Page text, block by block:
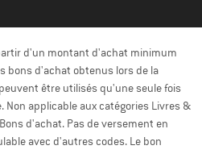
d'un montant d'achat minimum
bons d'achat obtenus lors de la
être utilisés qu'une seule fois
applicable aux catégories Livres &
d'achat. Pas de versement en
avec d'autres codes. Le bon